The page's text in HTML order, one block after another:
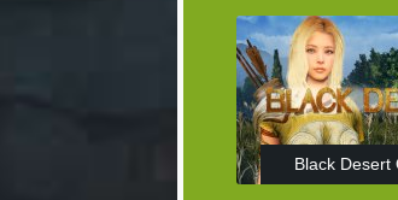
Black Desert